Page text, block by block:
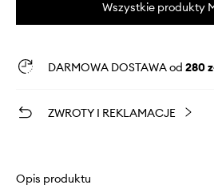
Wszystkie produkty
DARMOWA DOSTAWA od 280
ZWROTY I REKLAMACJE
Opis produktu